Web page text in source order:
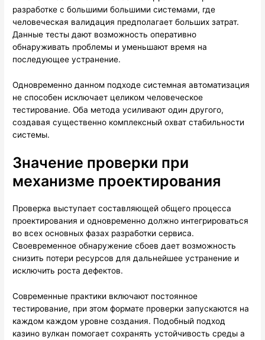
разработке с большими большими системами, где
человеческая валидация предполагает больших затрат.
Данные тесты дают возможность оперативно
обнаруживать проблемы и уменьшают время на
последующее устранение.
Одновременно данном подходе системная автоматизация
не способен исключает целиком человеческое
тестирование. Оба метода усиливают один другого,
создавая существенно комплексный охват стабильности
системы.
Значение проверки при
механизме проектирования
Проверка выступает составляющей общего процесса
проектирования и одновременно должно интегрироваться
во всех основных фазах разработки сервиса.
Своевременное обнаружение сбоев дает возможность
снизить потери ресурсов для дальнейшее устранение и
исключить роста дефектов.
Современные практики включают постоянное
тестирование, при этом формате проверки запускаются на
каждом каждом уровне создания. Подобный подход
казино вулкан помогает сохранять устойчивость среды а